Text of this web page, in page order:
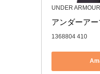
UNDER
アンダーア
1368804 410